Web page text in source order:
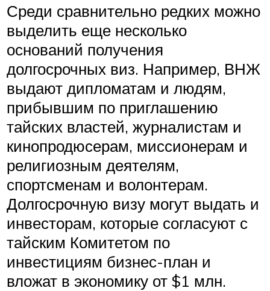
Среди сравнительно редких можно
выделить еще несколько
оснований получения
долгосрочных виз. Например, ВНЖ
выдают дипломатам и людям,
прибывшим по приглашению
тайских властей, журналистам и
кинопродюсерам, миссионерам и
религиозным деятелям,
спортсменам и волонтерам.
Долгосрочную визу могут выдать и
инвесторам, которые согласуют с
тайским Комитетом по
инвестициям бизнес-план и
вложат в экономику от $1 млн.